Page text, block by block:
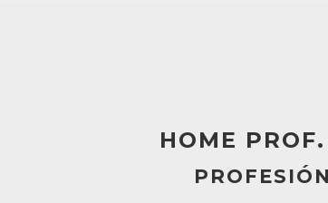
HOME